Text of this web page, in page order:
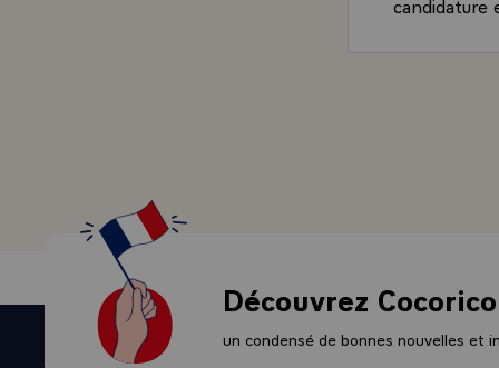
- Alors
manière
ceux qui
enfin la
même
Découvrez Cocorico
un condensé de bonnes nouvelles et